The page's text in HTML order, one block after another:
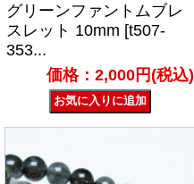
グリーンファントムブレ
スレット 10mm [t507-
353...
価格：2,000円(税込)